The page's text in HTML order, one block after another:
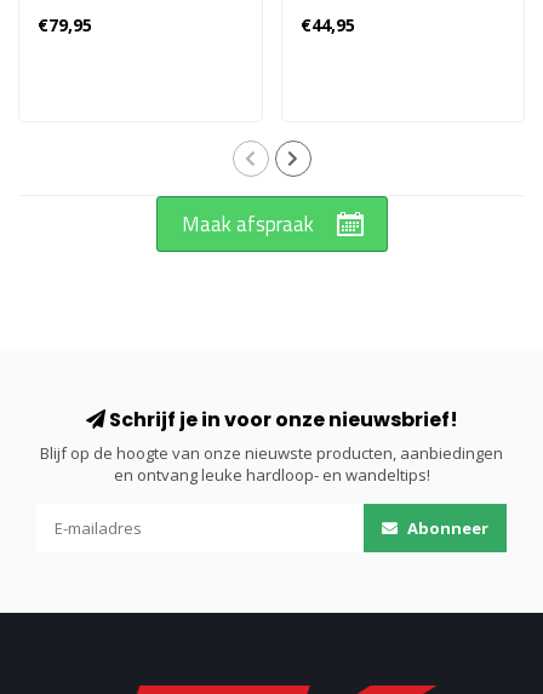
Zip Hardloopkleding
Dames - Zwart
€79,95 €44,95
Maak afspraak
Schrijf je in voor onze nieuwsbrief!
Blijf op de hoogte van onze nieuwste producten, aanbiedingen
en ontvang leuke hardloop- en wandeltips!
Abonneer